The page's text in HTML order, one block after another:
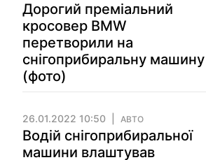
Дорогий преміальний
кросовер BMW
перетворили на
снігоприбиральну машину
(фото)
26.01.2022 10:50 АВТО
Водій снігоприбиральної
машини влаштував